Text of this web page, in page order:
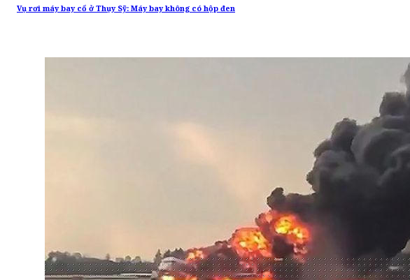
Vụ rơi máy bay cổ ở Thụy Sỹ: Máy bay không có hộp đen